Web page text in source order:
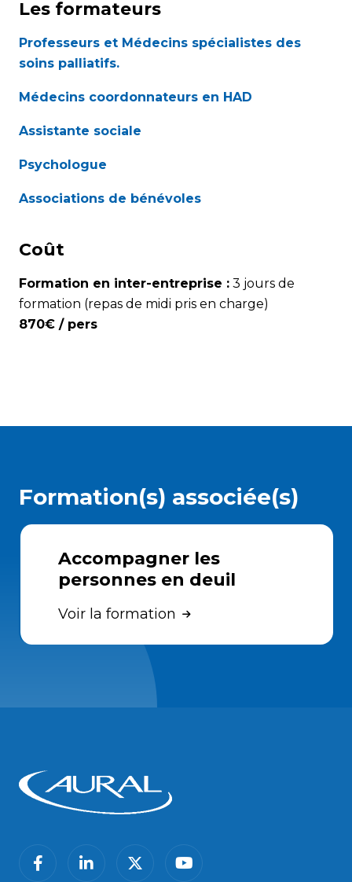
Les formateurs
Professeurs et Médecins spécialistes des
soins palliatifs.
Médecins coordonnateurs en HAD
Assistante sociale
Psychologue
Associations de bénévoles
Coût
Formation en inter-entreprise : 3 jours de
formation (repas de midi pris en charge)
870€ / pers
Formation(s) associée(s)
Accompagner les
personnes en deuil
Voir la formation
facebooklinkedin twitter youtube